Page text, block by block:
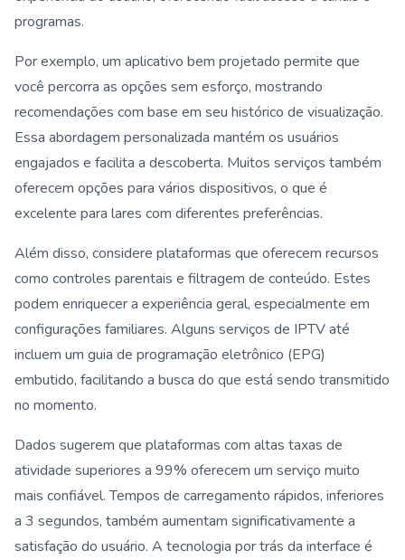
programas.
Por exemplo, um aplicativo bem projetado permite que
você percorra as opções sem esforço, mostrando
recomendações com base em seu histórico de visualização.
Essa abordagem personalizada mantém os usuários
engajados e facilita a descoberta. Muitos serviços também
oferecem opções para vários dispositivos, o que é
excelente para lares com diferentes preferências.
Além disso, considere plataformas que oferecem recursos
como controles parentais e filtragem de conteúdo. Estes
podem enriquecer a experiência geral, especialmente em
configurações familiares. Alguns serviços de IPTV até
incluem um guia de programação eletrônico (EPG)
embutido, facilitando a busca do que está sendo transmitido
no momento.
Dados sugerem que plataformas com altas taxas de
atividade superiores a 99% oferecem um serviço muito
mais confiável. Tempos de carregamento rápidos, inferiores
a 3 segundos, também aumentam significativamente a
satisfação do usuário. A tecnologia por trás da interface é